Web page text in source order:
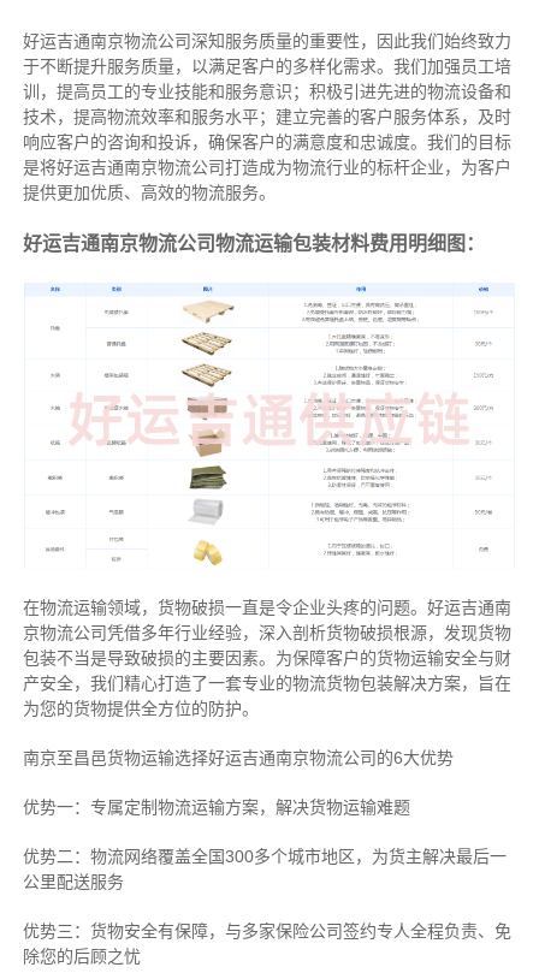
好运吉通南京物流公司深知服务质量的重要性，因此我们始终致力
于不断提升服务质量，以满足客户的多样化需求。我们加强员工培
训，提高员工的专业技能和服务意识；积极引进先进的物流设备和
技术，提高物流效率和服务水平；建立完善的客户服务体系，及时
响应客户的咨询和投诉，确保客户的满意度和忠诚度。我们的目标
是将好运吉通南京物流公司打造成为物流行业的标杆企业，为客户
提供更加优质、高效的物流服务。
好运吉通南京物流公司物流运输包装材料费用明细图：
在物流运输领域，货物破损一直是令企业头疼的问题。好运吉通南
京物流公司凭借多年行业经验，深入剖析货物破损根源，发现货物
包装不当是导致破损的主要因素。为保障客户的货物运输安全与财
产安全，我们精心打造了一套专业的物流货物包装解决方案，旨在
为您的货物提供全方位的防护。
南京至昌邑货物运输选择好运吉通南京物流公司的6大优势
优势一：专属定制物流运输方案，解决货物运输难题
优势二：物流网络覆盖全国300多个城市地区，为货主解决最后一
公里配送服务
优势三：货物安全有保障，与多家保险公司签约专人全程负责、免
除您的后顾之忧